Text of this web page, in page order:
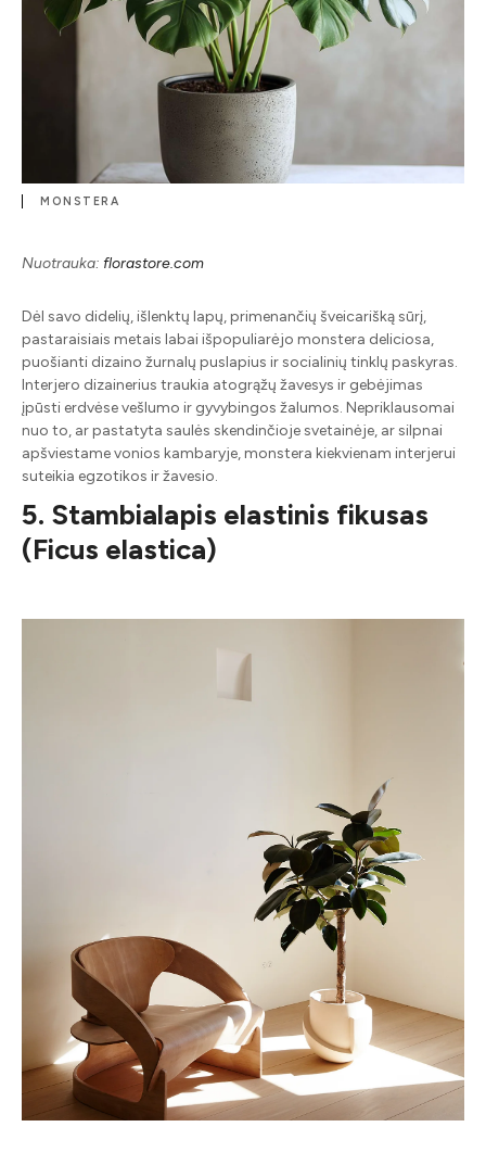
MONSTERA
Nuotrauka: florastore.com
Dėl savo didelių, išlenktų lapų, primenančių šveicarišką sūrį,
pastaraisiais metais labai išpopuliarėjo monstera deliciosa,
puošianti dizaino žurnalų puslapius ir socialinių tinklų paskyras.
Interjero dizainerius traukia atogrąžų žavesys ir gebėjimas
įpūsti erdvėse vešlumo ir gyvybingos žalumos. Nepriklausomai
nuo to, ar pastatyta saulės skendinčioje svetainėje, ar silpnai
apšviestame vonios kambaryje, monstera kiekvienam interjerui
suteikia egzotikos ir žavesio.
5. Stambialapis elastinis fikusas
(Ficus elastica)